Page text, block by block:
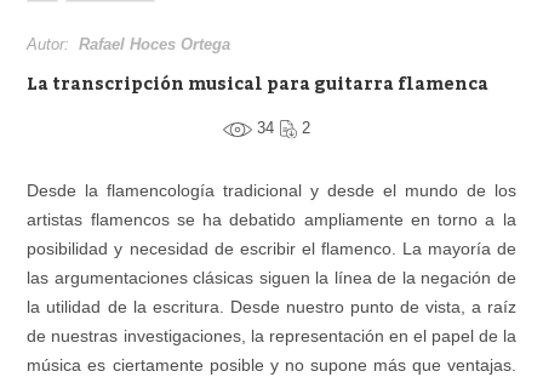
Biblioteca
Autor:Rafael Hoces Ortega
La transcripción musical para guitarra flamenca
34 2
Desde la flamencología tradicional y desde el mundo de los
artistas flamencos se ha debatido ampliamente en torno a la
posibilidad y necesidad de escribir el flamenco. La mayoría de
las argumentaciones clásicas siguen la línea de la negación de
la utilidad de la escritura. Desde nuestro punto de vista, a raíz
de nuestras investigaciones, la representación en el papel de la
música es ciertamente posible y no supone más que ventajas.